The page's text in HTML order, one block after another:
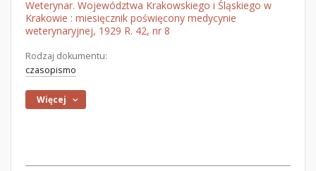
Weterynar. Województwa Krakowskiego i Śląskiego w
Krakowie : miesięcznik poświęcony medycynie
weterynaryjnej, 1929 R. 42, nr 8
Rodzaj dokumentu:
czasopismo
Więcej